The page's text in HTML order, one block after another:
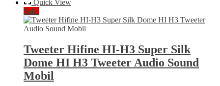
H6
Dual
Use
Function
Super
Silk
Dome
HI
H6
Quick View
Sale!
Tweeter Hifine HI-H3 Super Silk
Dome HI H3 Tweeter Audio Sound
Mobil